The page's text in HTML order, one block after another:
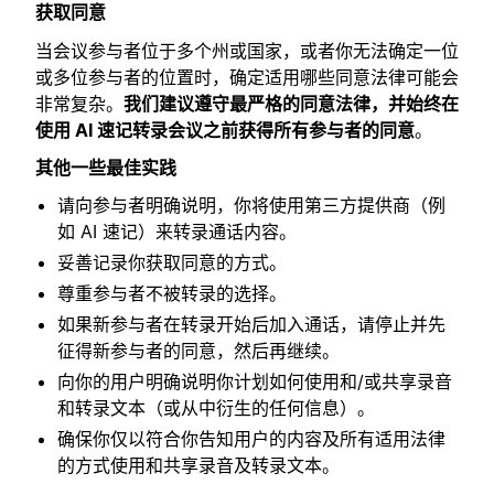
获取同意
当会议参与者位于多个州或国家，或者你无法确定一位
或多位参与者的位置时，确定适用哪些同意法律可能会
非常复杂。 我们建议遵守最严格的同意法律，并始终在
使用 AI 速记转录会议之前获得所有参与者的同意。
其他一些最佳实践
请向参与者明确说明，你将使用第三方提供商（例
如 AI 速记）来转录通话内容。
妥善记录你获取同意的方式。
尊重参与者不被转录的选择。
如果新参与者在转录开始后加入通话，请停止并先
征得新参与者的同意，然后再继续。
向你的用户明确说明你计划如何使用和/或共享录音
和转录文本（或从中衍生的任何信息）。
确保你仅以符合你告知用户的内容及所有适用法律
的方式使用和共享录音及转录文本。